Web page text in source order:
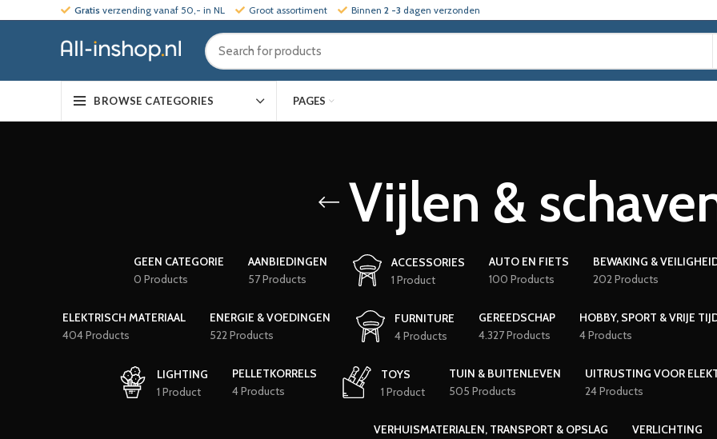
Gratis verzending vanaf 50,- in NL Groot assortiment Binnen 2 -3 dagen verzonden
BROWSE CATEGORIES PAGES
Vijlen &
GEEN CATEGORIE
0 Products
AANBIEDINGEN
57 Products
ACCESSORIES
1 Product
AUTO EN FIETS
100 Products
BEWAKING &
202 Products
ELEKTRISCH MATERIAAL
404 Products
ENERGIE & VOEDINGEN
522 Products
FURNITURE
4 Products
GEREEDSCHAP
4.327 Products
HOBBY, SPORT & VRIJE
4 Products
LIGHTING
1 Product
PELLETKORRELS
4 Products
TOYS
1 Product
TUIN & BUITENLEVEN
505 Products
UITRUSTING VOOR
24 Products
VERHUISMATERIALEN, TRANSPORT & OPSLAG
VERLICHTING